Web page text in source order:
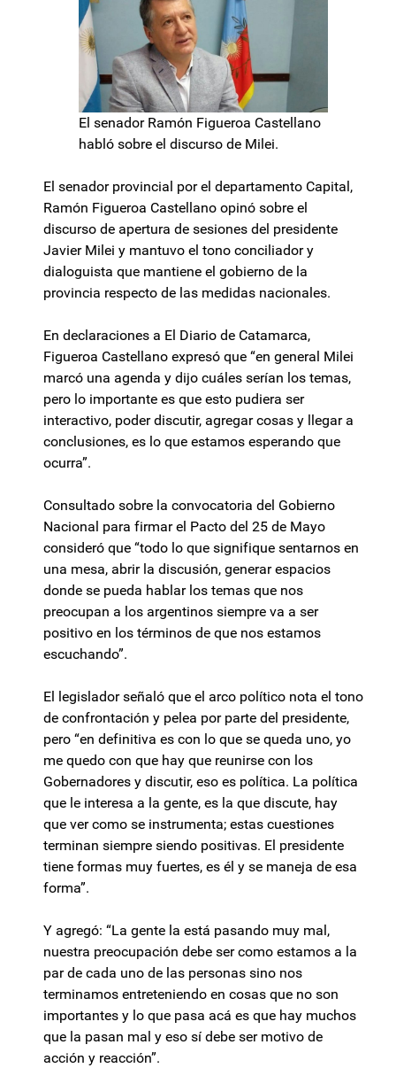
El senador Ramón Figueroa Castellano
habló sobre el discurso de Milei.
El senador provincial por el departamento Capital,
Ramón Figueroa Castellano opinó sobre el
discurso de apertura de sesiones del presidente
Javier Milei y mantuvo el tono conciliador y
dialoguista que mantiene el gobierno de la
provincia respecto de las medidas nacionales.
En declaraciones a El Diario de Catamarca,
Figueroa Castellano expresó que “en general Milei
marcó una agenda y dijo cuáles serían los temas,
pero lo importante es que esto pudiera ser
interactivo, poder discutir, agregar cosas y llegar a
conclusiones, es lo que estamos esperando que
ocurra”.
Consultado sobre la convocatoria del Gobierno
Nacional para firmar el Pacto del 25 de Mayo
consideró que “todo lo que signifique sentarnos en
una mesa, abrir la discusión, generar espacios
donde se pueda hablar los temas que nos
preocupan a los argentinos siempre va a ser
positivo en los términos de que nos estamos
escuchando”.
El legislador señaló que el arco político nota el tono
de confrontación y pelea por parte del presidente,
pero “en definitiva es con lo que se queda uno, yo
me quedo con que hay que reunirse con los
Gobernadores y discutir, eso es política. La política
que le interesa a la gente, es la que discute, hay
que ver como se instrumenta; estas cuestiones
terminan siempre siendo positivas. El presidente
tiene formas muy fuertes, es él y se maneja de esa
forma”.
Y agregó: “La gente la está pasando muy mal,
nuestra preocupación debe ser como estamos a la
par de cada uno de las personas sino nos
terminamos entreteniendo en cosas que no son
importantes y lo que pasa acá es que hay muchos
que la pasan mal y eso sí debe ser motivo de
acción y reacción”.